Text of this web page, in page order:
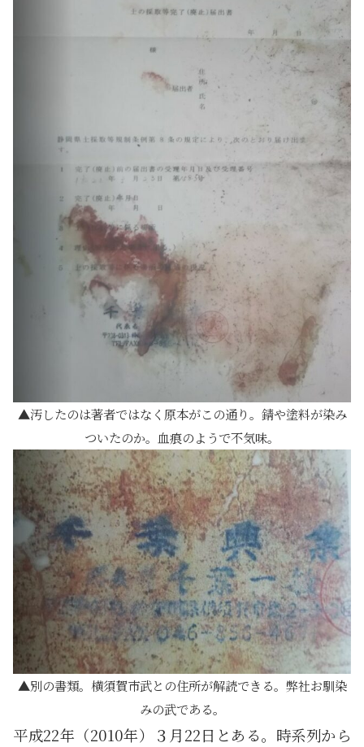
汚したのは著者ではなく原本がこの通り。錆や塗料が染み
ついたのか。血痕のようで不気味。
別の書類。横須賀市武との住所が解読できる。弊社お馴染
みの武である。
平成22年（2010年）３月22日とある。時系列から